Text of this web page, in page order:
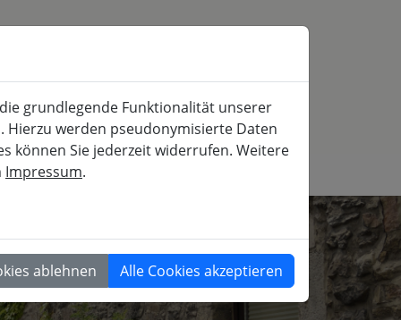
und gesellschaftspolitische Weiterbildung
GESELLSCHAFT
grundlegende Funktionalität unserer
Hierzu werden pseudonymisierte Daten
können Sie jederzeit widerrufen. Weitere
Impressum.
ablehnen Alle Cookies akzeptieren